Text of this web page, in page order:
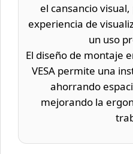
el cansancio
experiencia de
un uso
El diseño de montaje
VESA permite una
ahorrando
mejorando la